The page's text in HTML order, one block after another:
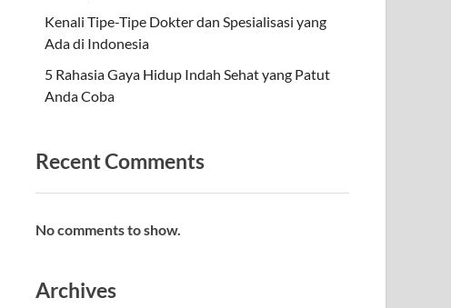
Kenali Tipe-Tipe Dokter dan Spesialisasi yang
Ada di Indonesia
5 Rahasia Gaya Hidup Indah Sehat yang Patut
Anda Coba
Recent Comments
No comments to show.
Archives